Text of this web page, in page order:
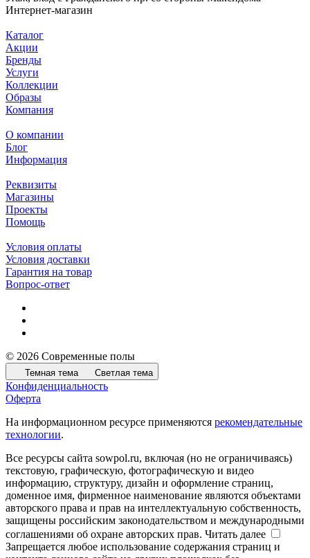
Интернет-магазин
Каталог
Акции
Бренды
Услуги
Коллекции
Образы
Компания
О компании
Блог
Информация
Реквизиты
Магазины
Проекты
Помощь
Условия оплаты
Условия доставки
Гарантия на товар
Вопрос-ответ
© 2026 Современные полы
Темная тема Светлая тема
Конфиденциальность
Оферта
На информационном ресурсе применяются рекомендательные
технологии.
Все ресурсы сайта sowpol.ru, включая (но не ограничиваясь)
текстовую, графическую, фотографическую и видео
информацию, структуру, дизайн и оформление страниц,
доменное имя, фирменное наименование являются объектами
авторского права и прав на интеллектуальную собственность,
защищены российским законодательством и международными
соглашениями об охране авторских прав. Читать далее
Запрещается любое использование содержания страниц и